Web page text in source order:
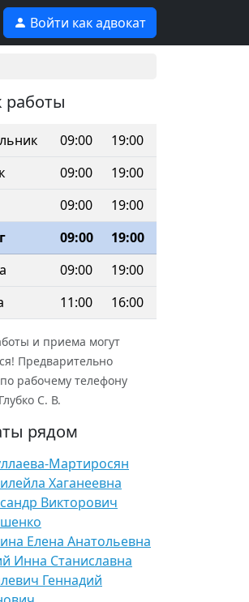
Войти как адвокат
работы
09:00
19:00
09:00
19:00
09:00
19:00
09:00
19:00
09:00
19:00
11:00 16:00
и приема могут
Предварительно
рабочему телефону
С. В.
рядом
Мартиросян
Хаганеевна
Викторович
Елена Анатольевна
Инна Станиславна
Геннадий